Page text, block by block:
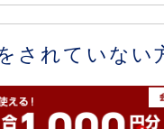
されていない